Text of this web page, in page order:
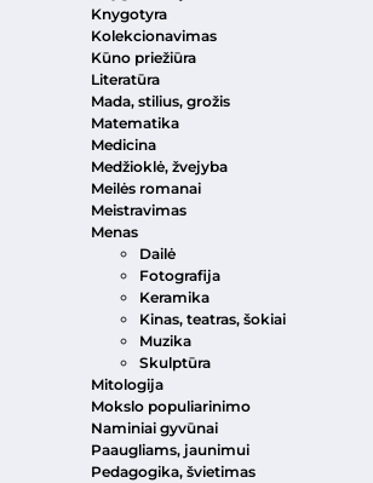
Knygotyra
Kolekcionavimas
Kūno priežiūra
Literatūra
Mada, stilius, grožis
Matematika
Medicina
Medžioklė, žvejyba
Meilės romanai
Meistravimas
Menas
Dailė
Fotografija
Keramika
Kinas, teatras, šokiai
Muzika
Skulptūra
Mitologija
Mokslo populiarinimo
Naminiai gyvūnai
Paaugliams, jaunimui
Pedagogika, švietimas